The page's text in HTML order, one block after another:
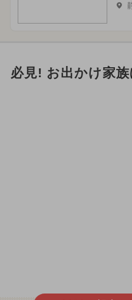
必見! お出かけ家